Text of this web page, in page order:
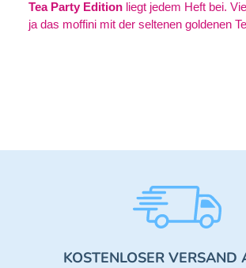
Tea Party Edition liegt jedem Heft bei.
ja das moffini mit der seltenen goldenen
KOSTENLOSER VERSAND